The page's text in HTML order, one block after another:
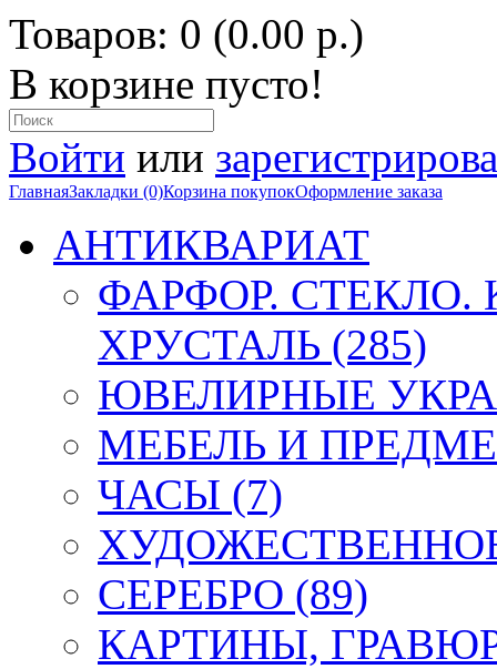
Товаров: 0 (0.00 р.)
В корзине пусто!
Войти или
ГлавнаяЗакладки (0)Корзина покупокОформление заказа
АНТИКВАРИАТ
ФАРФОР.
ХРУСТАЛЬ (285)
ЮВЕЛИРНЫЕ
МЕБЕЛЬ И
ЧАСЫ (7)
СЕРЕБРО (89)
КАРТИНЫ,